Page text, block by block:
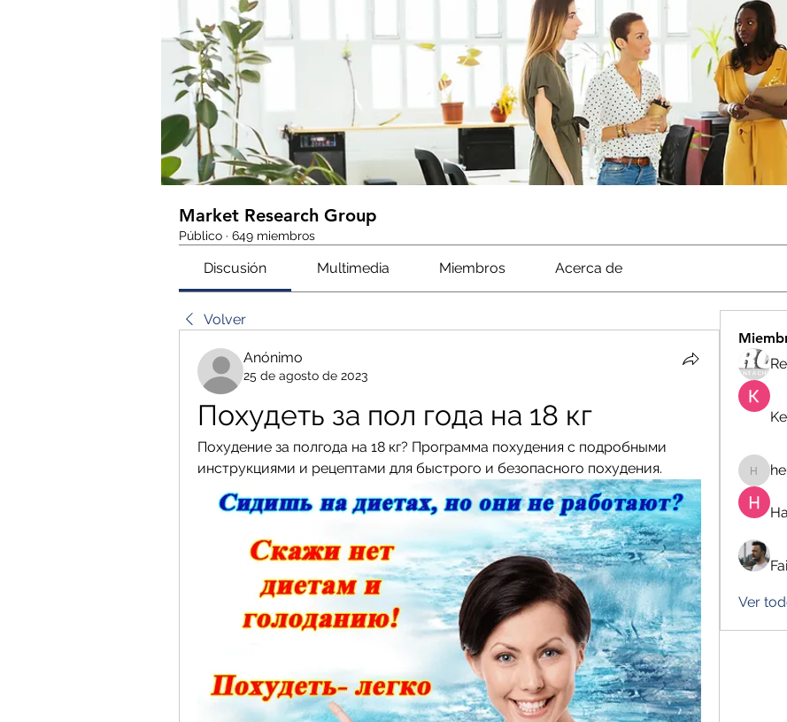
Market Research Group
Público · 649 miembros
Discusión Multimedia Miembros Acerca de
Volver
Anónimo
25 de agosto de 2023
Похудеть за пол года на 18 кг
Похудение за полгода на 18 кг? Программа похудения с подробными
инструкциями и рецептами для быстрого и безопасного похудения.
Ver